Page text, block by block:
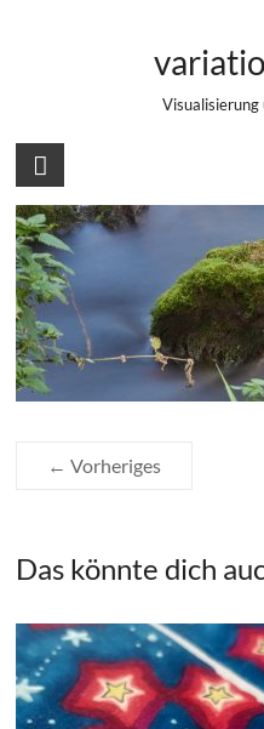
Visualisierung
← Vorheriges
Das könnte dich